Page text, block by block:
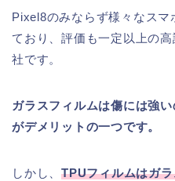
Pixel8のみならず様々なスマ
ており、評価も一定以上の
社です。
ガラスフィルムは傷には強
がデメリットの一つです。
しかし、TPUフィルムはガ